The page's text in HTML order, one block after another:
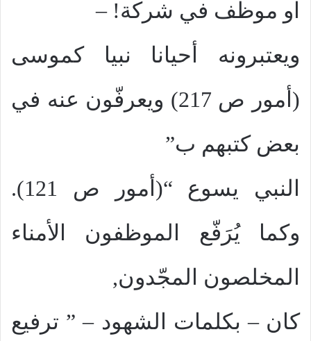
او موظف في شركة! –
ويعتبرونه أحيانا نبيا كموسى
(أمور ص 217) ويعرفّون عنه في
بعض كتبهم ب”
النبي يسوع “(أمور ص 121).
وكما يُرَفّع الموظفون الأمناء
المخلصون المجّدون,
كان – بكلمات الشهود – ” ترفيع